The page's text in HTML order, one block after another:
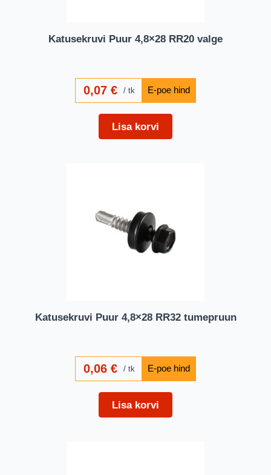
Katusekruvi Puur 4,8×28 RR20 valge
0,07€ tk
Lisa korvi
Katusekruvi Puur 4,8×28 RR32 tumepruun
0,06€ tk
Lisa korvi